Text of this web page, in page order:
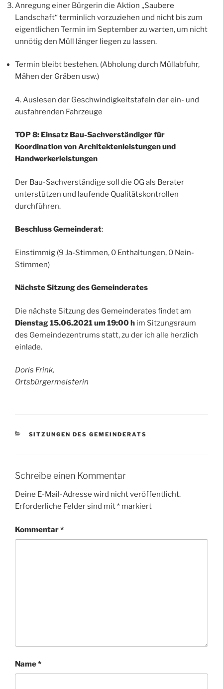
Anregung einer Bürgerin die Aktion „Saubere
Landschaft“ terminlich vorzuziehen und nicht bis zum
eigentlichen Termin im September zu warten, um nicht
unnötig den Müll länger liegen zu lassen.
Termin bleibt bestehen. (Abholung durch Müllabfuhr,
Mähen der Gräben usw.)
4. Auslesen der Geschwindigkeitstafeln der ein- und
ausfahrenden Fahrzeuge
TOP 8: Einsatz Bau-Sachverständiger für
Koordination von Architektenleistungen und
Handwerkerleistungen
Der Bau-Sachverständige soll die OG als Berater
unterstützen und laufende Qualitätskontrollen
durchführen.
Beschluss Gemeinderat:
Einstimmig (9 Ja-Stimmen, 0 Enthaltungen, 0 Nein-
Stimmen)
Nächste Sitzung des Gemeinderates
Die nächste Sitzung des Gemeinderates findet am
Dienstag 15.06.2021 um 19:00 h im Sitzungsraum
des Gemeindezentrums statt, zu der ich alle herzlich
einlade.
Doris Frink,
Ortsbürgermeisterin
KATEGORIEN
SITZUNGEN DES GEMEINDERATS
Schreibe einen Kommentar
Deine E-Mail-Adresse wird nicht veröffentlicht.
Erforderliche Felder sind mit* markiert
Kommentar*
Name*